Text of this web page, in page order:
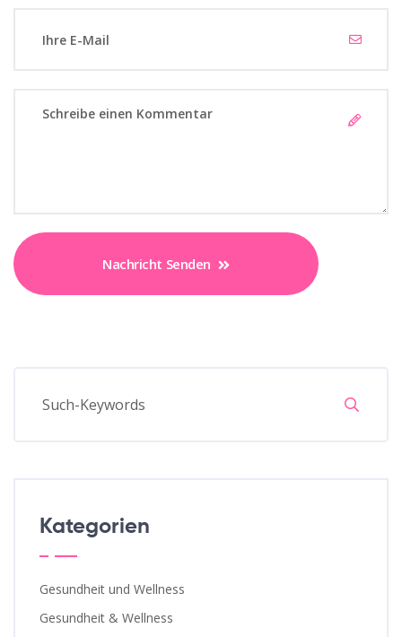
Nachricht Senden
Kategorien
Gesundheit und Wellness
Gesundheit & Wellness